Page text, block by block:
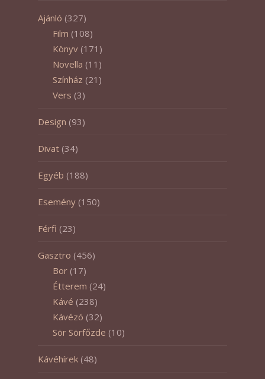
Ajánló (327)
Film (108)
Könyv (171)
Novella (11)
Színház (21)
Vers (3)
Design (93)
Divat (34)
Egyéb (188)
Esemény (150)
Férfi (23)
Gasztro (456)
Bor (17)
Étterem (24)
Kávé (238)
Kávézó (32)
Sör Sörfőzde (10)
Kávéhírek (48)